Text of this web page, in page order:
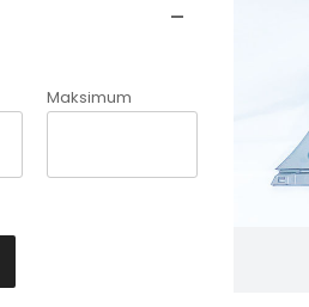
Maksimum